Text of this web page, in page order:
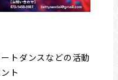
トダンスなどの活動
ト